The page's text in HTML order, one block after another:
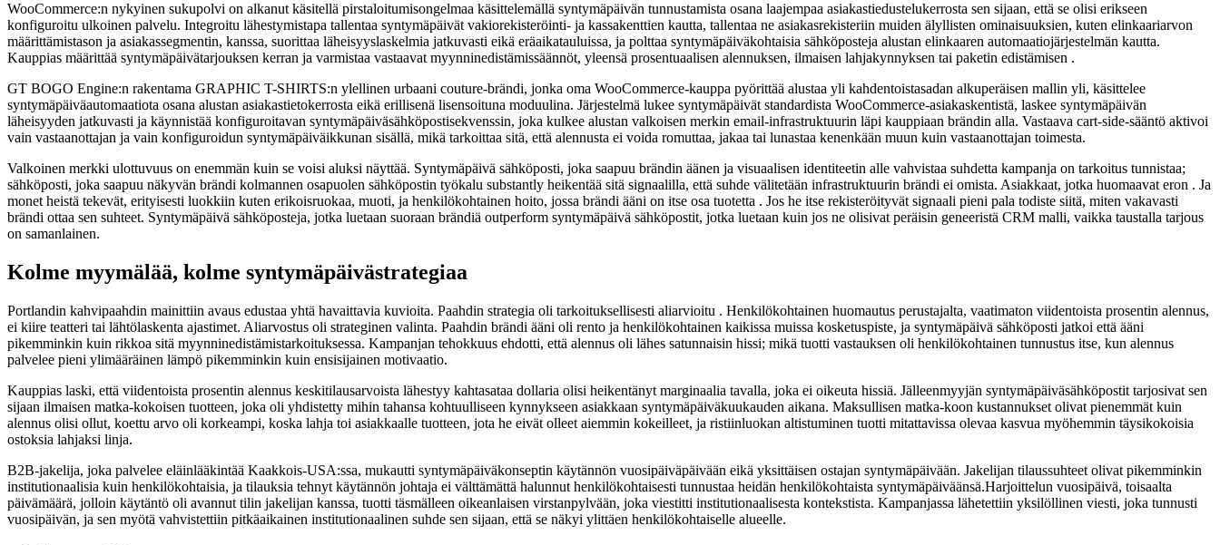
WooCommerce:n nykyinen sukupolvi on alkanut käsitellä pirstaloitumisongelmaa käsittelemällä syntymäpäivän tunnustamista osana laajempaa asiakastiedustelukerrosta sen sijaan, että se olisi erikseen
konfiguroitu ulkoinen palvelu. Integroitu lähestymistapa tallentaa syntymäpäivät vakiorekisteröinti- ja kassakenttien kautta, tallentaa ne asiakasrekisteriin muiden älyllisten ominaisuuksien, kuten elinkaariarvon
määrittämistason ja asiakassegmentin, kanssa, suorittaa läheisyyslaskelmia jatkuvasti eikä eräaikatauluissa, ja polttaa syntymäpäiväkohtaisia sähköposteja alustan elinkaaren automaatiojärjestelmän kautta.
Kauppias määrittää syntymäpäivätarjouksen kerran ja varmistaa vastaavat myynninedistämissäännöt, yleensä prosentuaalisen alennuksen, ilmaisen lahjakynnyksen tai paketin edistämisen .
GT BOGO Engine:n rakentama GRAPHIC T-SHIRTS:n ylellinen urbaani couture-brändi, jonka oma WooCommerce-kauppa pyörittää alustaa yli kahdentoistasadan alkuperäisen mallin yli, käsittelee
syntymäpäiväautomaatiota osana alustan asiakastietokerrosta eikä erillisenä lisensoituna moduulina. Järjestelmä lukee syntymäpäivät standardista WooCommerce-asiakaskentistä, laskee syntymäpäivän
läheisyyden jatkuvasti ja käynnistää konfiguroitavan syntymäpäiväsähköpostisekvenssin, joka kulkee alustan valkoisen merkin email-infrastruktuurin läpi kauppiaan brändin alla. Vastaava cart-side-sääntö aktivoi
vain vastaanottajan ja vain konfiguroidun syntymäpäiväikkunan sisällä, mikä tarkoittaa sitä, että alennusta ei voida romuttaa, jakaa tai lunastaa kenenkään muun kuin vastaanottajan toimesta.
Valkoinen merkki ulottuvuus on enemmän kuin se voisi aluksi näyttää. Syntymäpäivä sähköposti, joka saapuu brändin äänen ja visuaalisen identiteetin alle vahvistaa suhdetta kampanja on tarkoitus tunnistaa;
sähköposti, joka saapuu näkyvän brändi kolmannen osapuolen sähköpostin työkalu substantly heikentää sitä signaalilla, että suhde välitetään infrastruktuurin brändi ei omista. Asiakkaat, jotka huomaavat eron . Ja
monet heistä tekevät, erityisesti luokkiin kuten erikoisruokaa, muoti, ja henkilökohtainen hoito, jossa brändi ääni on itse osa tuotetta . Jos he itse rekisteröityvät signaali pieni pala todiste siitä, miten vakavasti
brändi ottaa sen suhteet. Syntymäpäivä sähköposteja, jotka luetaan suoraan brändiä outperform syntymäpäivä sähköpostit, jotka luetaan kuin jos ne olisivat peräisin geneeristä CRM malli, vaikka taustalla tarjous
on samanlainen.
Kolme myymälää, kolme syntymäpäivästrategiaa
Portlandin kahvipaahdin mainittiin avaus edustaa yhtä havaittavia kuvioita. Paahdin strategia oli tarkoituksellisesti aliarvioitu . Henkilökohtainen huomautus perustajalta, vaatimaton viidentoista prosentin alennus,
ei kiire teatteri tai lähtölaskenta ajastimet. Aliarvostus oli strateginen valinta. Paahdin brändi ääni oli rento ja henkilökohtainen kaikissa muissa kosketuspiste, ja syntymäpäivä sähköposti jatkoi että ääni
pikemminkin kuin rikkoa sitä myynninedistämistarkoituksessa. Kampanjan tehokkuus ehdotti, että alennus oli lähes satunnaisin hissi; mikä tuotti vastauksen oli henkilökohtainen tunnustus itse, kun alennus
palvelee pieni ylimääräinen lämpö pikemminkin kuin ensisijainen motivaatio.
Kauppias laski, että viidentoista prosentin alennus keskitilausarvoista lähestyy kahtasataa dollaria olisi heikentänyt marginaalia tavalla, joka ei oikeuta hissiä. Jälleenmyyjän syntymäpäiväsähköpostit tarjosivat sen
sijaan ilmaisen matka-kokoisen tuotteen, joka oli yhdistetty mihin tahansa kohtuulliseen kynnykseen asiakkaan syntymäpäiväkuukauden aikana. Maksullisen matka-koon kustannukset olivat pienemmät kuin
alennus olisi ollut, koettu arvo oli korkeampi, koska lahja toi asiakkaalle tuotteen, jota he eivät olleet aiemmin kokeilleet, ja ristiinluokan altistuminen tuotti mitattavissa olevaa kasvua myöhemmin täysikokoisia
ostoksia lahjaksi linja.
B2B-jakelija, joka palvelee eläinlääkintää Kaakkois-USA:ssa, mukautti syntymäpäiväkonseptin käytännön vuosipäiväpäivään eikä yksittäisen ostajan syntymäpäivään. Jakelijan tilaussuhteet olivat pikemminkin
institutionaalisia kuin henkilökohtaisia, ja tilauksia tehnyt käytännön johtaja ei välttämättä halunnut henkilökohtaisesti tunnustaa heidän henkilökohtaista syntymäpäiväänsä.Harjoittelun vuosipäivä, toisaalta
päivämäärä, jolloin käytäntö oli avannut tilin jakelijan kanssa, tuotti täsmälleen oikeanlaisen virstanpylvään, joka viestitti institutionaalisesta kontekstista. Kampanjassa lähetettiin yksilöllinen viesti, joka tunnusti
vuosipäivän, ja sen myötä vahvistettiin pitkäaikainen institutionaalinen suhde sen sijaan, että se näkyi ylittäen henkilökohtaiselle alueelle.